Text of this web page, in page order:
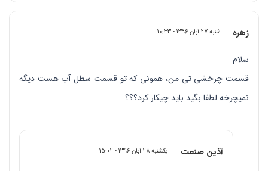
زهره شنبه 27 آبان 1396 - 10:33
سلام
قسمت چرخشی تی من، همونی که تو قسمت سطل آب هست دیگه
نمیچرخه لطفا بگید باید چیکار کرد؟؟؟
آذین صنعت یکشنبه 28 آبان 1396 - 15:02